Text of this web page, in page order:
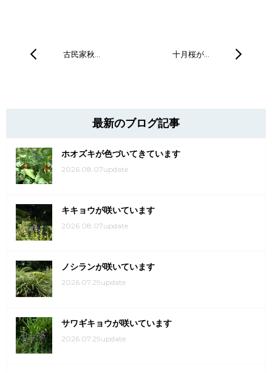
古民家秋… 十月桜が…
最新のブログ記事
ホオズキが色づいてきています
2026.08.07update
キキョウが咲いています
2026.08.07update
ノシランが咲いています
2026.07.29update
サワギキョウが咲いています
2026.07.29update